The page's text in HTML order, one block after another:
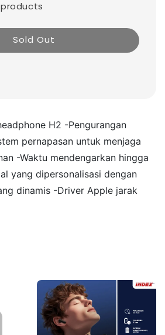
Sold Out
H2 -Pengurangan
pernapasan untuk menjaga
-Waktu mendengarkan hingga
yang dipersonalisasi dengan
dinamis -Driver Apple jarak